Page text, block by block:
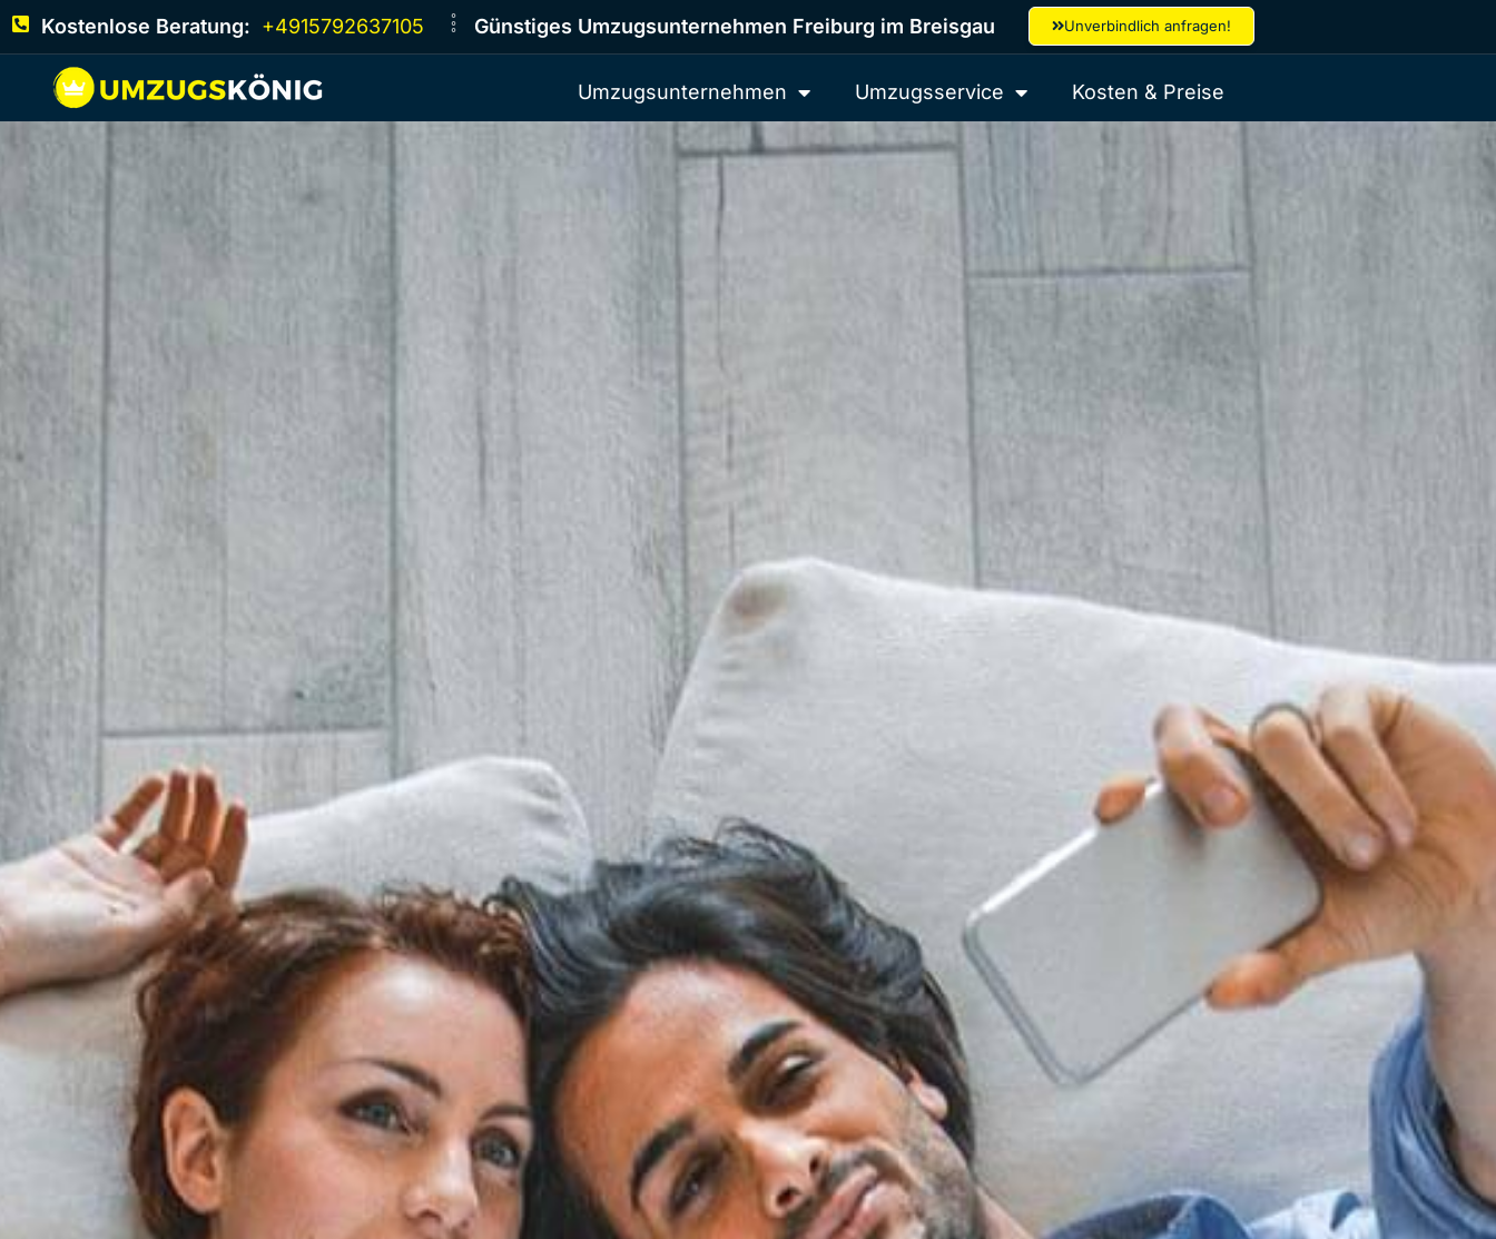
Kostenlose Beratung: +4915792637105 Günstiges Umzugsunternehmen Freiburg im Breisgau Unverbindlich anfragen!
Umzugsunternehmen Umzugsservice Kosten & Preise